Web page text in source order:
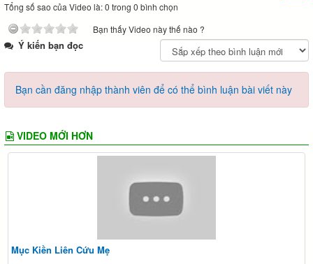
Tổng số sao của Video là: 0 trong 0 bình chọn
Bạn thấy Video này thế nào ?
Ý kiến bạn đọc
Bạn cần đăng nhập thành viên để có thể bình luận bài viết này
VIDEO MỚI HƠN
Mục Kiền Liên Cứu Mẹ